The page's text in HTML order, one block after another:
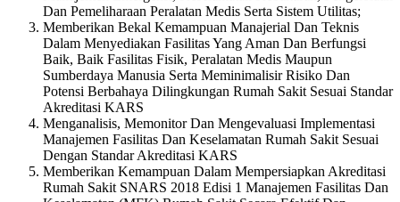
Dan Pemeliharaan Peralatan Medis Serta Sistem Utilitas;
Memberikan Bekal Kemampuan Manajerial Dan Teknis
Dalam Menyediakan Fasilitas Yang Aman Dan Berfungsi
Baik, Baik Fasilitas Fisik, Peralatan Medis Maupun
Sumberdaya Manusia Serta Meminimalisir Risiko Dan
Potensi Berbahaya Dilingkungan Rumah Sakit Sesuai Standar
Akreditasi KARS
Menganalisis, Memonitor Dan Mengevaluasi Implementasi
Manajemen Fasilitas Dan Keselamatan Rumah Sakit Sesuai
Dengan Standar Akreditasi KARS
Memberikan Kemampuan Dalam Mempersiapkan Akreditasi
Rumah Sakit SNARS 2018 Edisi 1 Manajemen Fasilitas Dan